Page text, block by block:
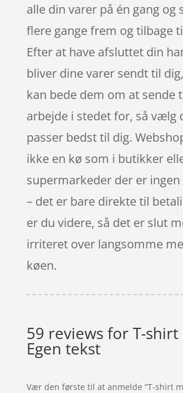
alle din varer på én gang og
flere gange frem og tilbage
Efter at have afsluttet din
bliver dine varer sendt til
kan bede dem om at sende
arbejde i stedet for, så vælg
passer bedst til dig.
ikke en kø som i butikker
supermarkeder der er
– det er bare direkte til
er du videre, så det er slut
irriteret over langsomme
køen.
59 reviews forT-shirt
Egen tekst
Vær den første til at anmelde “T-shirt